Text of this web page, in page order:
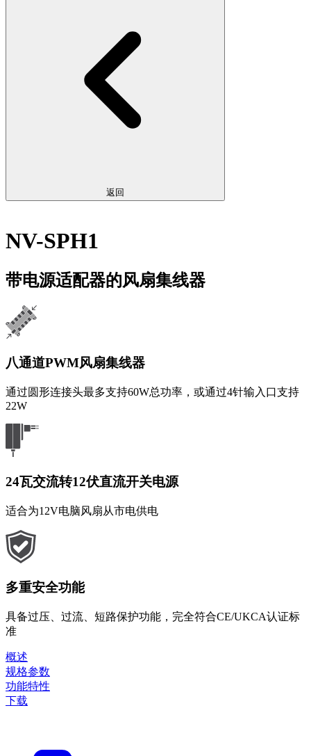
返回
NV-SPH1
带电源适配器的风扇集线器
八通道PWM风扇集线器
通过圆形连接头最多支持60W总功率，或通过4针输入口支持
22W
24瓦交流转12伏直流开关电源
适合为12V电脑风扇从市电供电
多重安全功能
具备过压、过流、短路保护功能，完全符合CE/UKCA认证标
准
概述
规格参数
功能特性
下载